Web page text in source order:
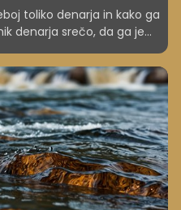
toliko denarja in kako ga
denarja srečo, da ga je